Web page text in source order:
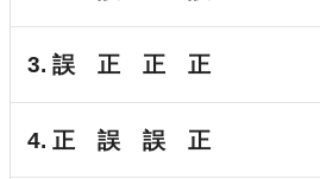
3. 誤 正 正 正
4. 正 誤 誤 正